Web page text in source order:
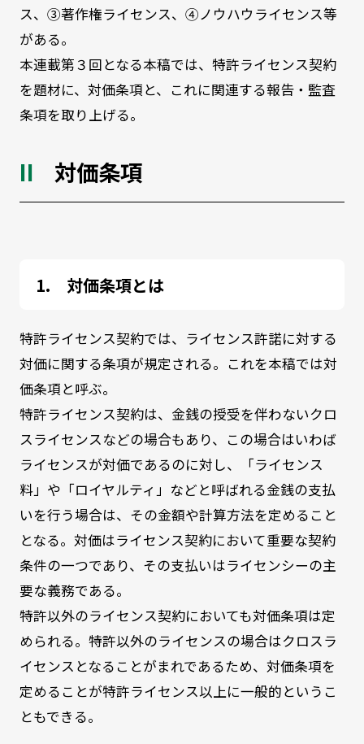
ス、③著作権ライセンス、④ノウハウライセンス等
がある。
本連載第３回となる本稿では、特許ライセンス契約
を題材に、対価条項と、これに関連する報告・監査
条項を取り上げる。
対価条項
対価条項とは
特許ライセンス契約では、ライセンス許諾に対する
対価に関する条項が規定される。これを本稿では対
価条項と呼ぶ。
特許ライセンス契約は、金銭の授受を伴わないクロ
スライセンスなどの場合もあり、この場合はいわば
ライセンスが対価であるのに対し、「ライセンス
料」や「ロイヤルティ」などと呼ばれる金銭の支払
いを行う場合は、その金額や計算方法を定めること
となる。対価はライセンス契約において重要な契約
条件の一つであり、その支払いはライセンシーの主
要な義務である。
特許以外のライセンス契約においても対価条項は定
められる。特許以外のライセンスの場合はクロスラ
イセンスとなることがまれであるため、対価条項を
定めることが特許ライセンス以上に一般的というこ
ともできる。